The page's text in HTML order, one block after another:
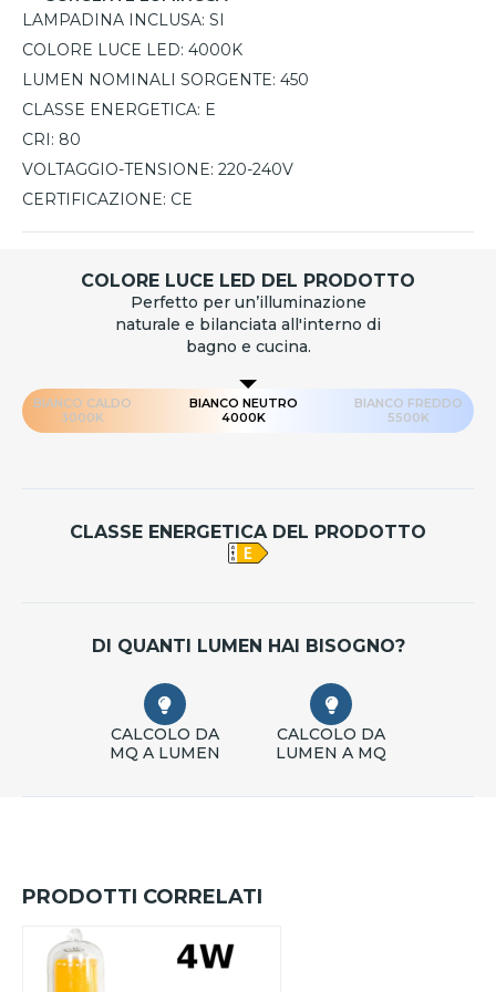
LAMPADINA INCLUSA: SI
COLORE LUCE LED: 4000K
LUMEN NOMINALI SORGENTE: 450
CLASSE ENERGETICA: E
CRI: 80
VOLTAGGIO-TENSIONE: 220-240V
CERTIFICAZIONE: CE
COLORE LUCE LED DEL PRODOTTO
Perfetto per un’illuminazione
naturale e bilanciata all'interno di
bagno e cucina.
BIANCO CALDO
3000K
BIANCO NEUTRO
4000K
BIANCO FREDDO
5500K
CLASSE ENERGETICA DEL PRODOTTO
DI QUANTI LUMEN HAI BISOGNO?
CALCOLO DA
MQ A LUMEN
CALCOLO DA
LUMEN A MQ
PRODOTTI CORRELATI